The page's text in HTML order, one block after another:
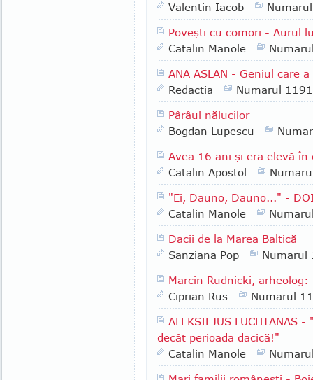
Valentin Iacob
Poveşti cu comori - Aurul
Catalin Manole
ANA ASLAN - Geniul care
Redactia
Numarul 1191
Pârâul nălucilor
Bogdan Lupescu
Avea 16 ani şi era elevă în
Catalin Apostol
"Ei, Dauno, Dauno..." -
Catalin Manole
Dacii de la Marea Baltică
Sanziana Pop
Numarul
Marcin Rudnicki,
Ciprian Rus
Numarul
ALEKSIEJUS
decât perioada dacică!"
Catalin Manole